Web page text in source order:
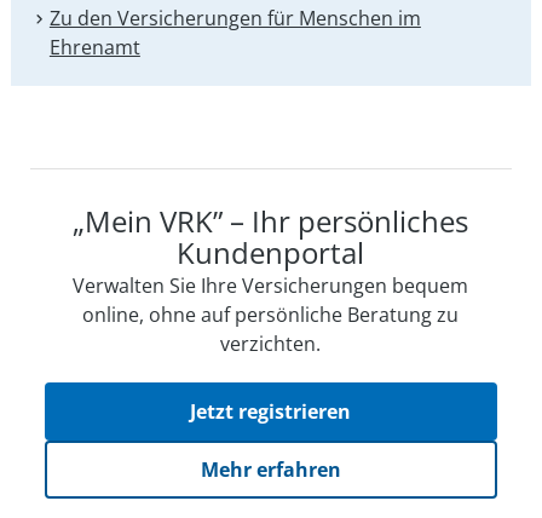
Zu den Versicherungen für Menschen im
Ehrenamt
„Mein VRK” – Ihr persönliches
Kundenportal
Verwalten Sie Ihre Versicherungen bequem
online, ohne auf persön­li­che Beratung zu
verzichten.
Jetzt registrieren
Mehr erfahren